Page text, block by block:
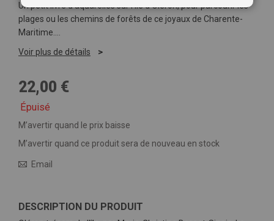
Un petit livre d'aquarelles sur l'île d'Oléron, pour parcourir les
plages ou les chemins de forêts de ce joyaux de Charente-
Maritime.…
Voir plus de détails
22,00 €
Épuisé
M’avertir quand le prix baisse
M’avertir quand ce produit sera de nouveau en stock
Email
DESCRIPTION DU PRODUIT